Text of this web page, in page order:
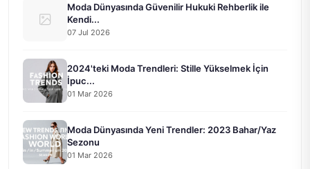
Moda Dünyasında Güvenilir Hukuki Rehberlik ile
Kendi...
07 Jul 2026
2024'teki Moda Trendleri: Stille Yükselmek İçin
İpuc...
01 Mar 2026
Moda Dünyasında Yeni Trendler: 2023 Bahar/Yaz
Sezonu
01 Mar 2026